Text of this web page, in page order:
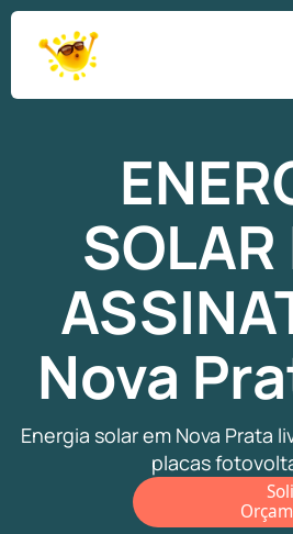
SOLAR
Nova
Energia solar em Nova Prata
placas